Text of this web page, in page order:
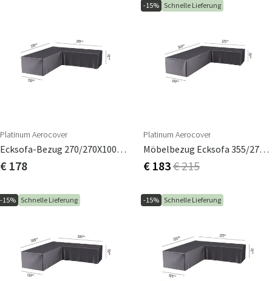
Platinum Aerocover
Ecksofa-Bezug 270/270X100cm
€ 178
-15% Schnelle Lieferung
Platinum Aerocover
Möbelbezug Ecksofa 355/275X100cm
€ 183€ 215
-15% Schnelle Lieferung -15% Schnelle Lieferung